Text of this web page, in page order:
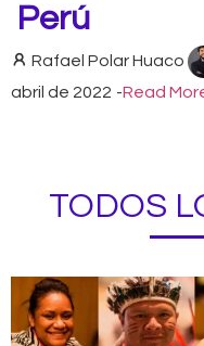
Perú
Rafael Polar Huaco
abril de 2022 -Read
TODOS